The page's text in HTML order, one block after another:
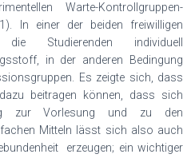
Warte-Kontrollgruppen-
In einer der beiden freiwilligen
die Studierenden individuell
in der anderen Bedingung
Es zeigte sich, dass
beitragen können, dass sich
zur Vorlesung und zu den
Mitteln lässt sich also auch
erzeugen; ein wichtiger